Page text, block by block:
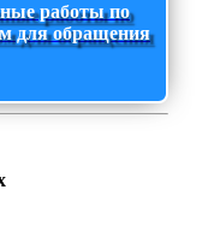
работы по
для обращения